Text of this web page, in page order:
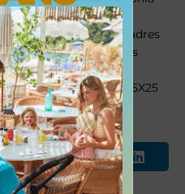
modelos son
pensados en madres
y que aprecian los
Especificaciones:
Camel. Medidas: 50X35X25